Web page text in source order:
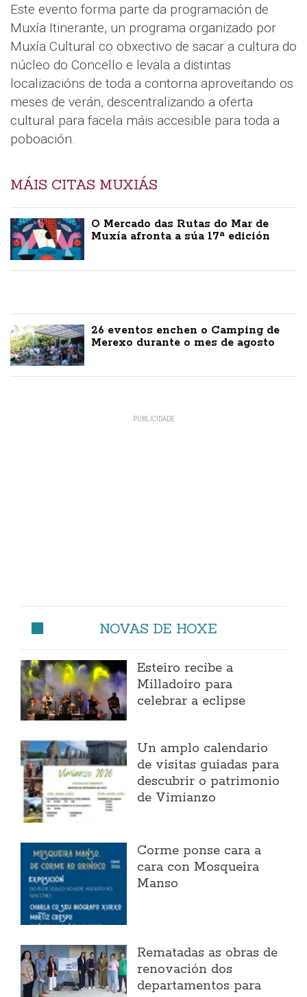
Este evento forma parte da programación de
Muxía Itinerante, un programa organizado por
Muxía Cultural co obxectivo de sacar a cultura do
núcleo do Concello e levala a distintas
localizacións de toda a contorna aproveitando os
meses de verán, descentralizando a oferta
cultural para facela máis accesible para toda a
poboación.
MÁIS CITAS MUXIÁS
O Mercado das Rutas do Mar de
Muxía afronta a súa 17ª edición
26 eventos enchen o Camping de
Merexo durante o mes de agosto
NOVAS DE HOXE
Esteiro recibe a
Milladoiro para
celebrar a eclipse
Un amplo calendario
de visitas guiadas para
descubrir o patrimonio
de Vimianzo
Corme ponse cara a
cara con Mosqueira
Manso
Rematadas as obras de
renovación dos
departamentos para